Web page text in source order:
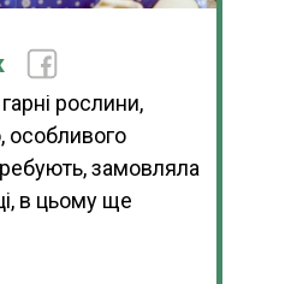
рослини,
особливого
замовляла
в цьому ще